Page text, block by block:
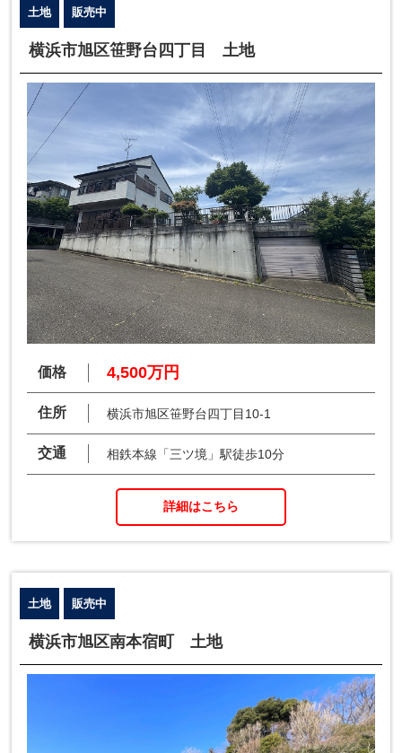
土地 販売中
横浜市旭区笹野台四丁目 土地
価格 4,500万円
住所 横浜市旭区笹野台四丁目10-1
交通 相鉄本線「三ツ境」駅徒歩10分
詳細はこちら
土地 販売中
横浜市旭区南本宿町 土地